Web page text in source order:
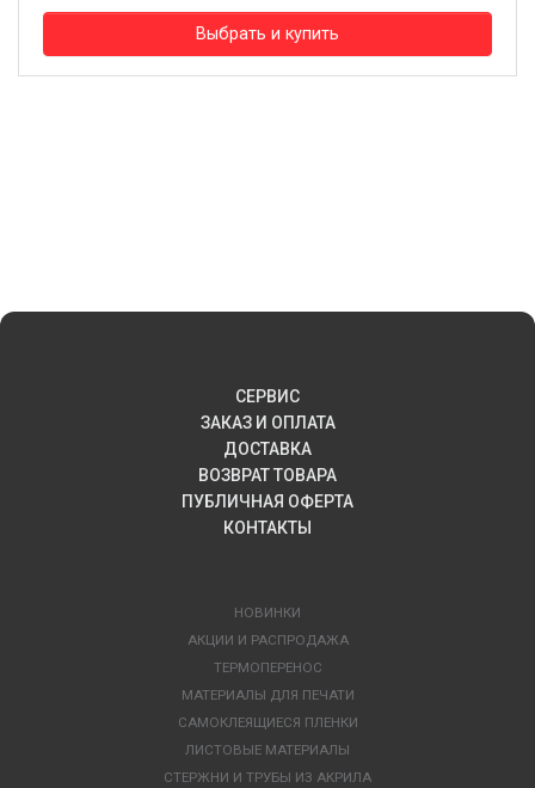
Выбрать и купить
СЕРВИС
ЗАКАЗ И ОПЛАТА
ДОСТАВКА
ВОЗВРАТ ТОВАРА
ПУБЛИЧНАЯ ОФЕРТА
КОНТАКТЫ
НОВИНКИ
АКЦИИ И РАСПРОДАЖА
ТЕРМОПЕРЕНОС
МАТЕРИАЛЫ ДЛЯ ПЕЧАТИ
САМОКЛЕЯЩИЕСЯ ПЛЕНКИ
ЛИСТОВЫЕ МАТЕРИАЛЫ
СТЕРЖНИ И ТРУБЫ ИЗ АКРИЛА